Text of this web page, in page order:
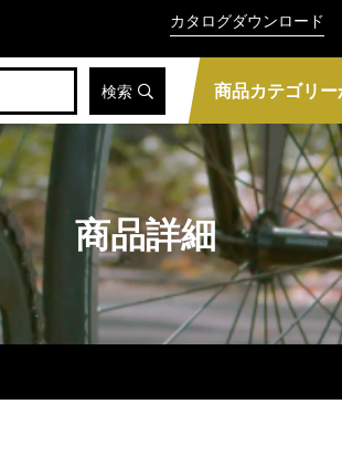
カタログダウンロード
検索 商品カテゴリ
商品詳細